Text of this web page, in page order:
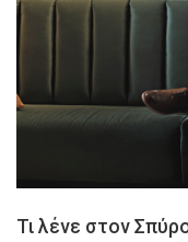
Τι λένε στον